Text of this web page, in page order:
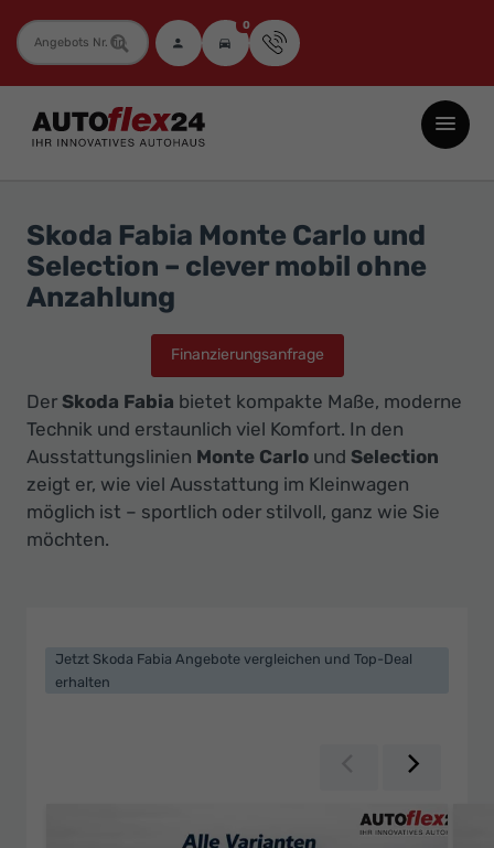
Fahrzeugnummer 0
Autoflex24
GmbH
Neuwagen
Jahreswagen
und
Gebrauchtwagen
Top-
Preisen
-
Ihr
Innovatives
Skoda Fabia Monte Carlo und
Selection – clever mobil ohne
Anzahlung
Finanzierungsanfrage
Der Skoda Fabia bietet kompakte Maße, moderne
Technik und erstaunlich viel Komfort. In den
Ausstattungslinien Monte Carlo und Selection
zeigt er, wie viel Ausstattung im Kleinwagen
möglich ist – sportlich oder stilvoll, ganz wie Sie
möchten.
Jetzt Skoda Fabia Angebote vergleichen und Top-Deal
erhalten
Zurück